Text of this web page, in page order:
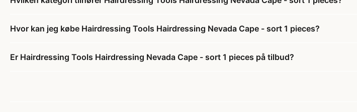
Hvor kan jeg købe Hairdressing Tools Hairdressing Nevada Cape - sort 1 pieces?
Er Hairdressing Tools Hairdressing Nevada Cape - sort 1 pieces på tilbud?